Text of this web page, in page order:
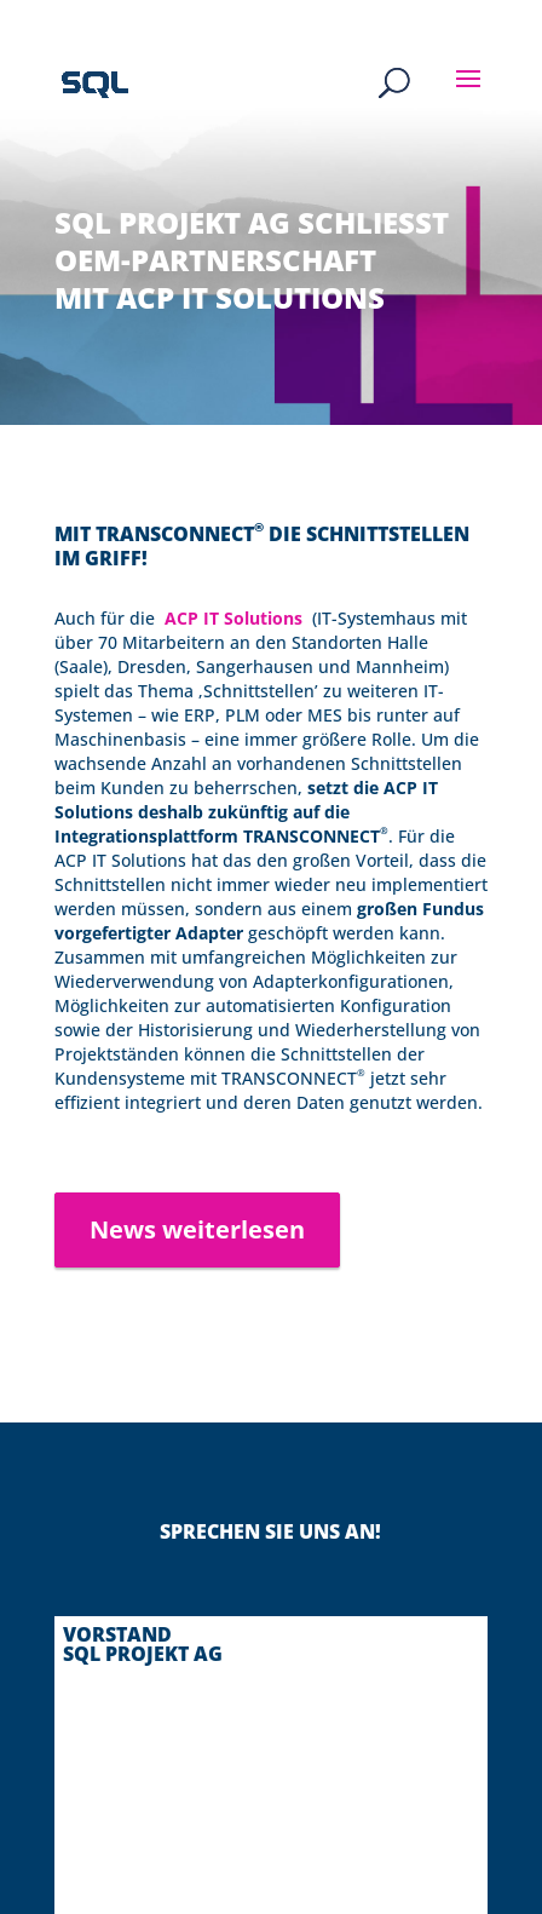
SQL PROJEKT AG SCHLIESST O
EM-PARTNERSCHAFT M
IT ACP IT SOLUTIONS
MIT TRANSCONNECT®DIE SCHNITTSTELLEN
IM GRIFF!
Auch für die ACP IT Solutions (IT-Systemhaus mit
über 70 Mitarbeitern an den Standorten Halle
(Saale), Dresden, Sangerhausen und Mannheim)
spielt das Thema ‚Schnittstellen’ zu weiteren IT-
Systemen – wie ERP, PLM oder MES bis runter auf
Maschinenbasis – eine immer größere Rolle. Um die
wachsende Anzahl an vorhandenen Schnittstellen
beim Kunden zu beherrschen, setzt die ACP IT
Solutions deshalb zukünftig auf die
Integrationsplattform TRANSCONNECT®. Für die
ACP IT Solutions hat das den großen Vorteil, dass die
Schnittstellen nicht immer wieder neu implementiert
werden müssen, sondern aus einem großen Fundus
vorgefertigter Adaptergeschöpft werden kann.
Zusammen mit umfangreichen Möglichkeiten zur
Wiederverwendung von Adapterkonfigurationen,
Möglichkeiten zur automatisierten Konfiguration
sowie der Historisierung und Wiederherstellung von
Projektständen können die Schnittstellen der
Kundensysteme mit TRANSCONNECT®jetzt sehr
effizient integriert und deren Daten genutzt werden.
News weiterlesen
SPRECHEN SIE UNS AN!
VORSTAND
SQL PROJEKT AG